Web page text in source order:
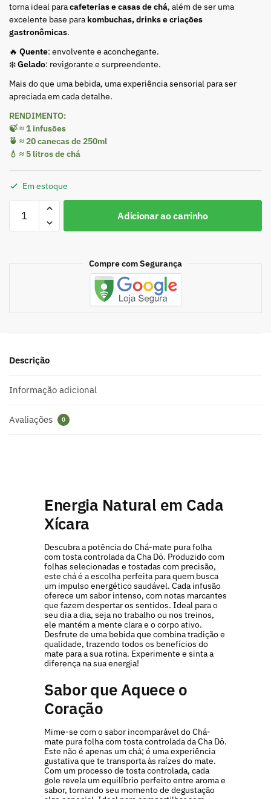
torna ideal paracafeterias e casas de chá, além de ser uma
excelente base para kombuchas, drinks e criações
gastronômicas.
🔥 Quente: envolvente e aconchegante.
❄️Gelado: revigorante e surpreendente.
Mais do que uma bebida, uma experiência sensorial para ser
apreciada em cada detalhe.
RENDIMENTO:
🍃 ≈ 1 infusões
🍵 ≈ 20 canecas de 250ml
💧 ≈ 5 litros de chá
Em estoque
Adicionar ao carrinho
Compre com Segurança
Descrição
Informação adicional
Avaliações 0
Energia Natural em Cada
Xícara
Descubra a potência do Chá-mate pura folha
com tosta controlada da Cha Dō. Produzido com
folhas selecionadas e tostadas com precisão,
este chá é a escolha perfeita para quem busca
um impulso energético saudável. Cada infusão
oferece um sabor intenso, com notas marcantes
que fazem despertar os sentidos. Ideal para o
seu dia a dia, seja no trabalho ou nos treinos,
ele mantém a mente clara e o corpo ativo.
Desfrute de uma bebida que combina tradição e
qualidade, trazendo todos os benefícios do
mate para a sua rotina. Experimente e sinta a
diferença na sua energia!
Sabor que Aquece o
Coração
Mime-se com o sabor incomparável do Chá-
mate pura folha com tosta controlada da Cha Dō.
Este não é apenas um chá; é uma experiência
gustativa que te transporta às raízes do mate.
Com um processo de tosta controlada, cada
gole revela um equilíbrio perfeito entre aroma e
sabor, tornando seu momento de degustação